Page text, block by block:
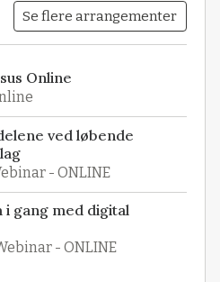
Se flere arrangementer
Online
ved løbende
- ONLINE
i gang med digital
- ONLINE